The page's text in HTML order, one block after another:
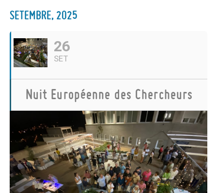
SETEMBRE, 2025
26
SET
Nuit Européenne des Chercheurs